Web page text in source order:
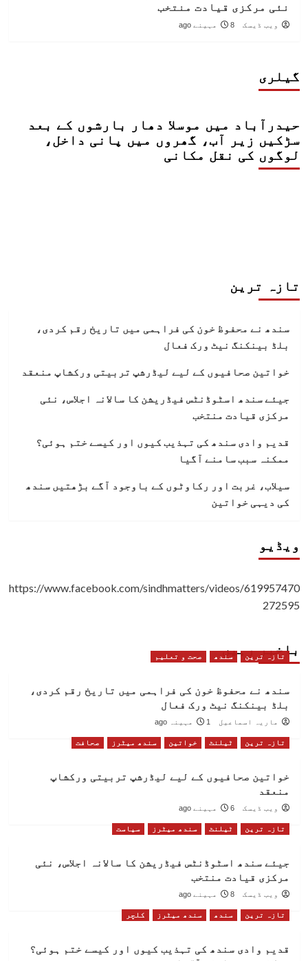
نئی مرکزی قیادت منتخب
ویب ڈیسک 8 مہینے ago
گیلری
حیدرآباد میں موسلا دھار بارشوں کے بعد
سڑکیں زیر آب، گھروں میں پانی داخل،
لوگوں کی نقل مکانی
تازہ ترین
سندھ نے محفوظ خون کی فراہمی میں تاریخ رقم کردی،
بلڈ بینکنگ نیٹ ورک فعال
خواتین صحافیوں کے لیے لیڈرشپ تربیتی ورکشاپ منعقد
جیئے سندھ اسٹوڈنٹس فیڈریشن کا سالانہ اجلاس، نئی
مرکزی قیادت منتخب
قدیم وادی سندھ کی تہذیب کیوں اور کیسے ختم ہوئی؟
ممکنہ سبب سامنے آگیا
سیلاب، غربت اور رکاوٹوں کے باوجود آگے بڑھتیں سندھ
کی دیہی خواتین
ویڈیو
https://www.facebook.com/sindhmatters/videos/619957470
272595
باخبر رہیں
تازہ ترین سندھ صحت و تعلیم
سندھ نے محفوظ خون کی فراہمی میں تاریخ رقم کردی،
بلڈ بینکنگ نیٹ ورک فعال
ماریہ اسماعیل 1 مہینہ ago
تازہ ترین ٹیلنٹ خواتین سندھ میٹرز صحافت
خواتین صحافیوں کے لیے لیڈرشپ تربیتی ورکشاپ
منعقد
ویب ڈیسک 6 مہینے ago
تازہ ترین ٹیلنٹ سندھ میٹرز سیاست
جیئے سندھ اسٹوڈنٹس فیڈریشن کا سالانہ اجلاس، نئی
مرکزی قیادت منتخب
ویب ڈیسک 8 مہینے ago
تازہ ترین سندھ سندھ میٹرز کلچر
قدیم وادی سندھ کی تہذیب کیوں اور کیسے ختم ہوئی؟